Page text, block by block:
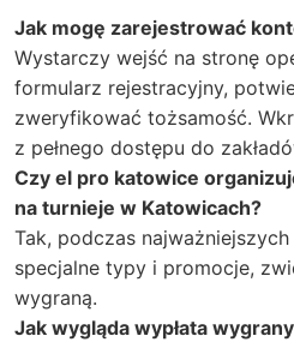
Jak mogę zarejestrować
Wystarczy wejść na stronę
formularz rejestracyjny,
zweryfikować tożsamość.
z pełnego dostępu do
Czy el pro katowice
na turnieje w Katowicach?
Tak, podczas
specjalne typy i promocje,
wygraną.
Jak wygląda wypłata